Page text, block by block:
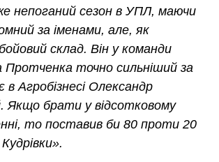
непоганий сезон в УПЛ, маючи
за іменами, але, як
склад. Він у команди
Протченка точно сильніший за
Агробізнесі Олександр
Якщо брати у відсотковому
то поставив би 80 проти 20